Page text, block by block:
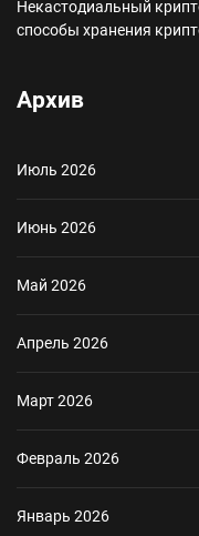
Некастодиальный
способы хранения
Архив
Июль 2026
Июнь 2026
Май 2026
Апрель 2026
Март 2026
Февраль 2026
Январь 2026